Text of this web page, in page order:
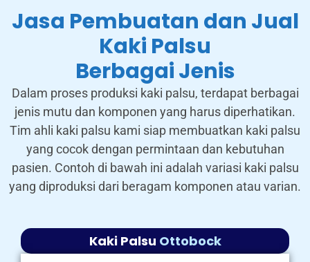
Jasa Pembuatan dan Jual
Kaki Palsu
Berbagai Jenis
Dalam proses produksi kaki palsu, terdapat berbagai
jenis mutu dan komponen yang harus diperhatikan.
Tim ahli kaki palsu kami siap membuatkan kaki palsu
yang cocok dengan permintaan dan kebutuhan
pasien. Contoh di bawah ini adalah variasi kaki palsu
yang diproduksi dari beragam komponen atau varian.
Kaki Palsu Ottobock